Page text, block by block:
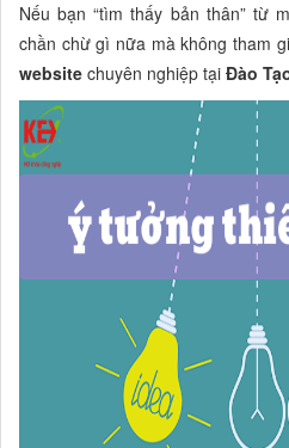
Nếu bạn “tìm thấy bản thân” từ
chần chừ gì nữa mà không tham
website chuyên nghiệp tại Đào